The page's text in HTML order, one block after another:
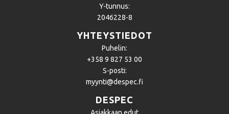
Y-tunnus:
2046228-8
YHTEYSTIEDOT
Puhelin:
+358 9 827 53 00
S-posti:
myynti@despec.fi
DESPEC